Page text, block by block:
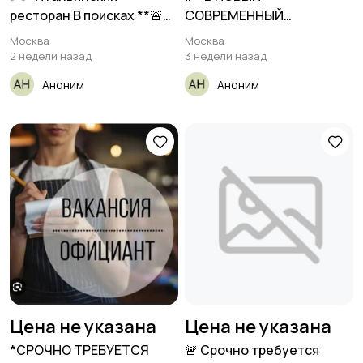
ресторан В поисках **🚨
Повар
Москва
2 недели назад
Аноним
СОВРЕМЕННЫЙ
РЕСТОРАН ПРИ Б/Ц
Москва
3 недели назад
Аноним
Цена не указана
*СРОЧНО ТРЕБУЕТСЯ
Цена не указана
🚨 Срочно требуется